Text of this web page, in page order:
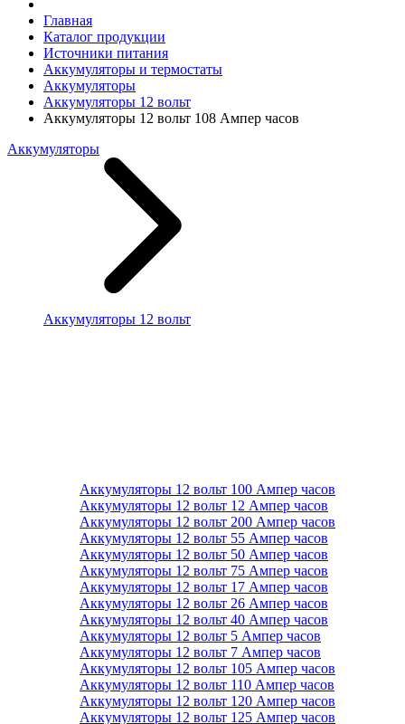
Главная
Каталог продукции
Источники питания
Аккумуляторы и термостаты
Аккумуляторы
Аккумуляторы 12 вольт
Аккумуляторы 12 вольт 108 Ампер часов
Аккумуляторы
Аккумуляторы 12 вольт
Аккумуляторы 12 вольт 100 Ампер часов
Аккумуляторы 12 вольт 12 Ампер часов
Аккумуляторы 12 вольт 200 Ампер часов
Аккумуляторы 12 вольт 55 Ампер часов
Аккумуляторы 12 вольт 50 Ампер часов
Аккумуляторы 12 вольт 75 Ампер часов
Аккумуляторы 12 вольт 17 Ампер часов
Аккумуляторы 12 вольт 26 Ампер часов
Аккумуляторы 12 вольт 40 Ампер часов
Аккумуляторы 12 вольт 5 Ампер часов
Аккумуляторы 12 вольт 7 Ампер часов
Аккумуляторы 12 вольт 105 Ампер часов
Аккумуляторы 12 вольт 110 Ампер часов
Аккумуляторы 12 вольт 120 Ампер часов
Аккумуляторы 12 вольт 125 Ампер часов